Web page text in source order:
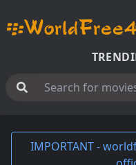
IMPORTANT -